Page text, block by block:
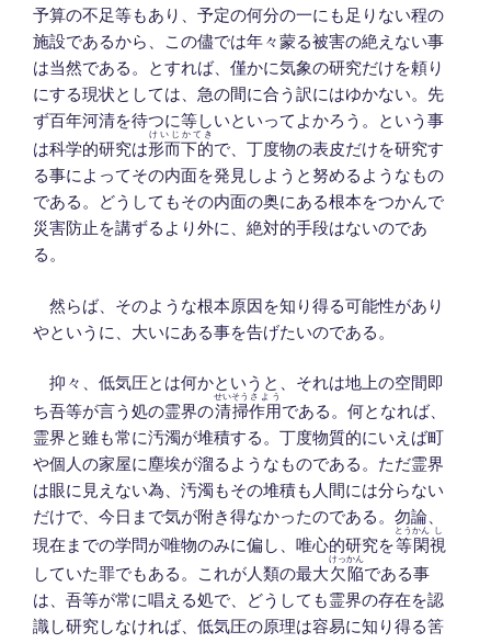
予算の不足等もあり、予定の何分の一にも足りない程の
施設であるから、この儘では年々蒙る被害の絶えない事
は当然である。とすれば、僅かに気象の研究だけを頼り
にする現状としては、急の間に合う訳にはゆかない。先
ず百年河清を待つに等しいといってよかろう。という事
は科学的研究は形而下的
けいじかてき
で、丁度物の表皮だけを研究す
る事によってその内面を発見しようと努めるようなもの
である。どうしてもその内面の奥にある根本をつかんで
災害防止を講ずるより外に、絶対的手段はないのであ
る。
然らば、そのような根本原因を知り得る可能性があり
やというに、大いにある事を告げたいのである。
抑々、低気圧とは何かというと、それは地上の空間即
ち吾等が言う処の霊界の清掃
せいそう
作用
さよう
である。何となれば、
霊界と雖も常に汚濁が堆積する。丁度物質的にいえば町
や個人の家屋に塵埃が溜るようなものである。ただ霊界
は眼に見えない為、汚濁もその堆積も人間には分らない
だけで、今日まで気が附き得なかったのである。勿論、
現在までの学問が唯物のみに偏し、唯心的研究を等閑
とうかん
視
し
していた罪でもある。これが人類の最大欠陥
けっかん
である事
は、吾等が常に唱える処で、どうしても霊界の存在を認
識し研究しなければ、低気圧の原理は容易に知り得る筈